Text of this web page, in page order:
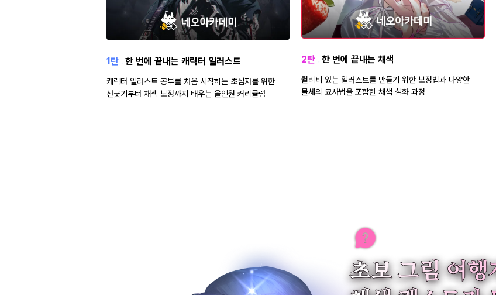
1탄 한 번에 끝내는 캐릭터 일러스트
캐릭터 일러스트 공부를 처음 시작하는 초심자를 위한
선긋기부터 채색 보정까지 배우는 올인원 커리큘럼
2탄 .한 번에 끝내는 채색
퀄리티 있는 일러스트를 만들기 위한 보정법과 다양한
물체의 묘사법을 포함한 채색 심화 과정